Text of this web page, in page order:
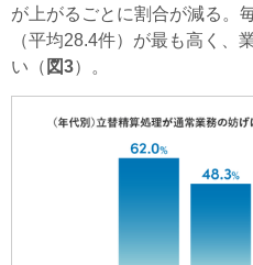
が上がるごとに割合が減る。
（平均28.4件）が最も高く、
い（ 図3）。